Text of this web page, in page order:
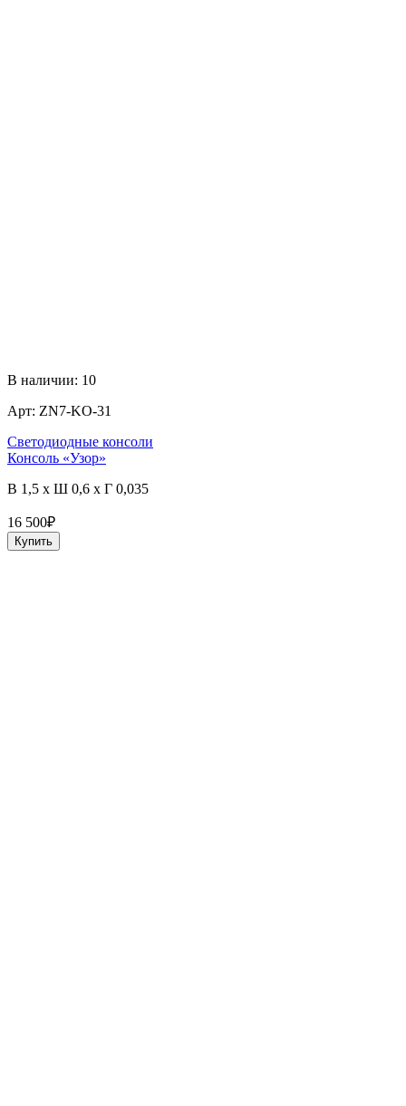
В наличии: 10
Арт: ZN7-KO-31
Светодиодные консоли
Консоль «Узор»
В 1,5 x Ш 0,6 x Г 0,035
16 500₽
Купить